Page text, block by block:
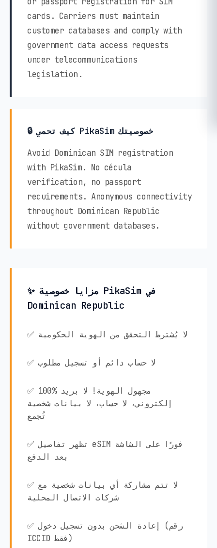
cards. Carriers must maintain
customer databases and comply with
government data access requests
under telecommunications
legislation.
🔒 كيف تحمي PikaSim خصوصيتك
Avoid Dominican SIM registration
with PikaSim. No cédula
verification, no passport
requirements. Anonymous connectivity
throughout Dominican Republic
without government databases.
✨ مزايا خصوصية PikaSim في
Dominican Republic
✅ لا يُشترط التحقق من الهوية الحكومية
✅ لا حساب دائم أو تسجيل مطلوب
✅ 100% مجهول الهوية! لا بريد
إلكتروني، لا حساب، لا بيانات شخصية
تُجمع
✅ تظهر تفاصيل eSIM فورًا على الشاشة
بعد الدفع
✅ لا تتم مشاركة أي بيانات شخصية مع
شركات الاتصال المحلية
✅ إعادة الشحن بدون تسجيل دخول (رقم
ICCID فقط)